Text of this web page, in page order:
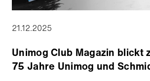
21.12.2025
Unimog Club Magazin blickt
75 Jahre Unimog und